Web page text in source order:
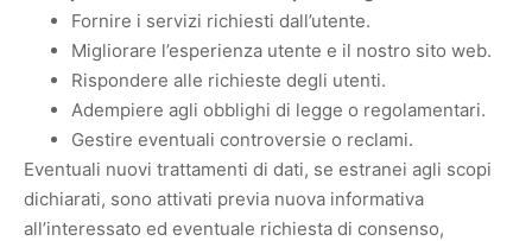
Fornire i servizi richiesti dall’utente.
Migliorare l’esperienza utente e il nostro sito web.
Rispondere alle richieste degli utenti.
Adempiere agli obblighi di legge o regolamentari.
Gestire eventuali controversie o reclami.
Eventuali nuovi trattamenti di dati, se estranei agli scopi
dichiarati, sono attivati previa nuova informativa
all’interessato ed eventuale richiesta di consenso,